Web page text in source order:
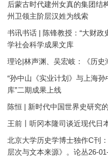
后蒙古时代建州女真的集团
州卫领主阶层汉姓为线索
书讯书话 | 陈锋教授：“大财政
学社会科学成果文库
理论|林声渊、吴宏岐：《历史
“孙中山《实业计划》与上海
库”二期成果上线
陈恒 | 新时代中国世界史研究
王前丨听冈本隆司谈近现代日
北京大学历史学博士独作C刊
层次与文本来源》。论丛26-